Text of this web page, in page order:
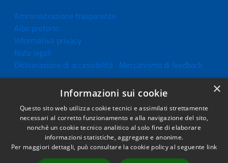
Amministrazione trasparente
Albo pretorio
Informativa privacy
Note legali
Dichiarazione di accessibilità Meccanismo di feedback
RSS
Accessibilità
Privacy
Copyright © 2026 •
Comune di Bitonto •
Powered byMunicipium
•Accesso redazione
×
Informazioni sui cookie
Questo sito web utilizza cookie tecnici e assimilati strettamente
necessari al corretto funzionamento e alla navigazione del sito,
nonché un cookie tecnico analitico al solo fine di elaborare
informazioni statistiche, aggregate e anonime.
Per maggiori dettagli, può consultare la cookie policy al seguente link